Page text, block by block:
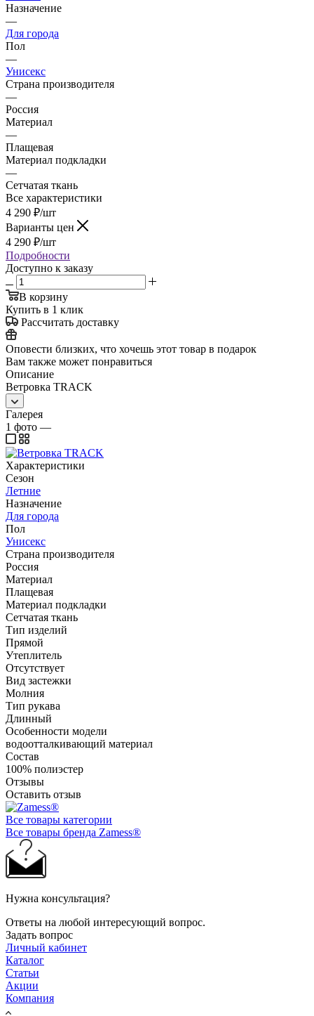
Назначение
—
Для города
Пол
—
Унисекс
Страна производителя
—
Россия
Материал
—
Плащевая
Материал подкладки
—
Сетчатая ткань
Все характеристики
4 290 ₽/шт
Варианты цен
4 290 ₽/шт
Подробности
Доступно к заказу
В корзину
Купить в 1 клик
Рассчитать доставку
Оповести близких, что хочешь этот товар в подарок
Вам также может понравиться
Описание
Ветровка TRACK
Галерея
1 фото —
Характеристики
Сезон
Летние
Назначение
Для города
Пол
Унисекс
Страна производителя
Россия
Материал
Плащевая
Материал подкладки
Сетчатая ткань
Тип изделий
Прямой
Утеплитель
Отсутствует
Вид застежки
Молния
Тип рукава
Длинный
Особенности модели
водоотталкивающий материал
Состав
100% полиэстер
Отзывы
Оставить отзыв
Все товары категории
Все товары бренда Zamess®
Нужна консультация?
Ответы на любой интересующий вопрос.
Задать вопрос
Личный кабинет
Каталог
Статьи
Акции
Компания